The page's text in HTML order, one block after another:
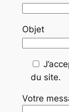
Objet
du site.
Votre